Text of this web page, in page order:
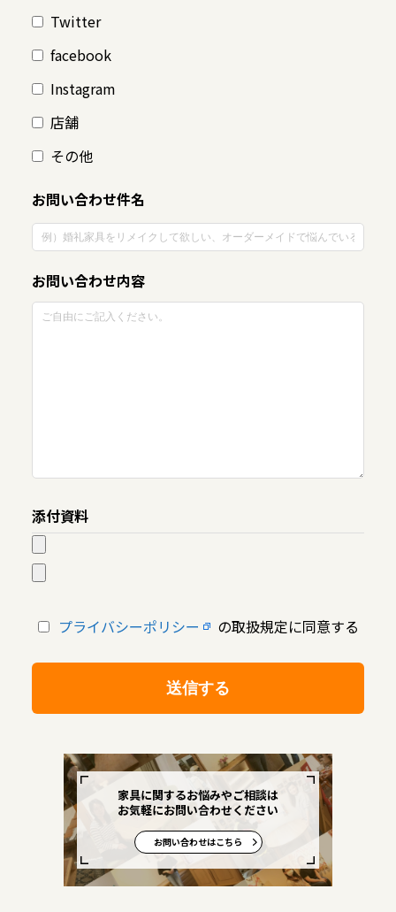
Twitter
facebook
Instagram
店舗
その他
お問い合わせ件名
お問い合わせ内容
添付資料
プライバシーポリシー の取扱規定に同意する
家具に関するお悩みやご相談は
お気軽にお問い合わせください
お問い合わせはこちら